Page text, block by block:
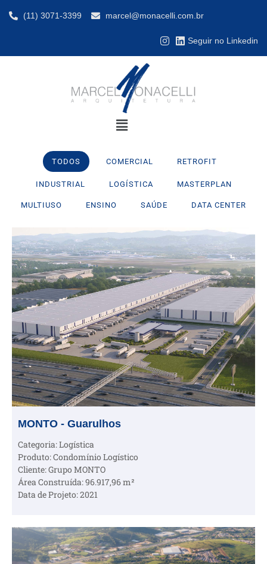
(11) 3071-3399 marcel@monacelli.com.br
Seguir no Linkedin
TODOS COMERCIAL RETROFIT
INDUSTRIAL LOGÍSTICA MASTERPLAN
MULTIUSO ENSINO SAÚDE DATA CENTER
MONTO - Guarulhos
Categoria: Logística
Produto: Condomínio Logístico
Cliente: Grupo MONTO
Área Construída: 96.917,96 m²
Data de Projeto: 2021